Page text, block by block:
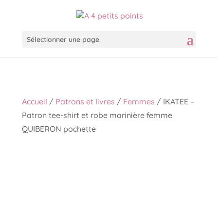
Sélectionner une page
Accueil / Patrons et livres / Femmes / IKATEE –
Patron tee-shirt et robe marinière femme
QUIBERON pochette